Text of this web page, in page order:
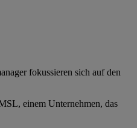
fokussieren sich auf den
einem Unternehmen, das